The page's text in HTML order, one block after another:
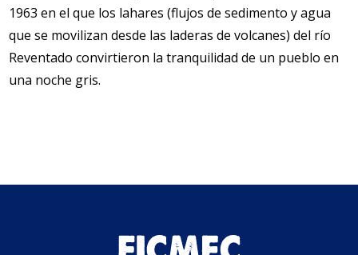
1963 en el que los lahares (flujos de sedimento y agua
que se movilizan desde las laderas de volcanes) del río
Reventado convirtieron la tranquilidad de un pueblo en
una noche gris.